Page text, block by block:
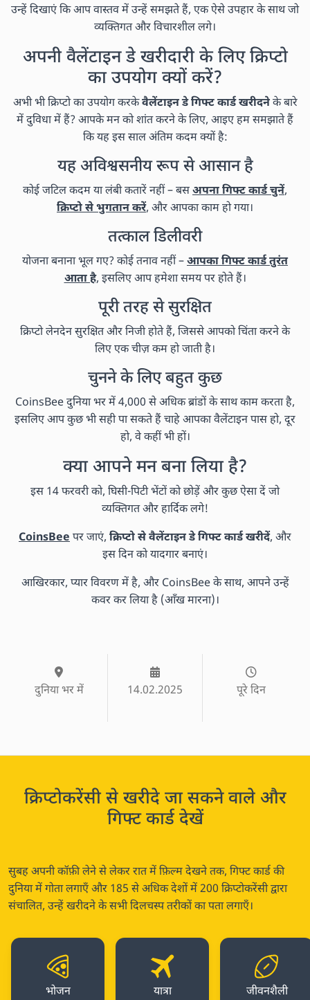
उन्हें दिखाएं कि आप वास्तव में उन्हें समझते हैं, एक ऐसे उपहार के साथ जो
व्यक्तिगत और विचारशील लगे।
अपनी वैलेंटाइन डे खरीदारी के लिए क्रिप्टो
का उपयोग क्यों करें?
अभी भी क्रिप्टो का उपयोग करकेवैलेंटाइन डे गिफ्ट कार्ड खरीदनेके बारे
में दुविधा में हैं? आपके मन को शांत करने के लिए, आइए हम समझाते हैं
कि यह इस साल अंतिम कदम क्यों है:
यह अविश्वसनीय रूप से आसान है
कोई जटिल कदम या लंबी कतारें नहीं – बसअपना गिफ्ट कार्ड चुनें,
क्रिप्टो से भुगतान करें, और आपका काम हो गया।
तत्काल डिलीवरी
योजना बनाना भूल गए? कोई तनाव नहीं –आपका गिफ्ट कार्ड तुरंत
आता है, इसलिए आप हमेशा समय पर होते हैं।
पूरी तरह से सुरक्षित
क्रिप्टो लेनदेन सुरक्षित और निजी होते हैं, जिससे आपको चिंता करने के
लिए एक चीज़ कम हो जाती है।
चुनने के लिए बहुत कुछ
CoinsBee दुनिया भर में 4,000 से अधिक ब्रांडों के साथ काम करता है,
इसलिए आप कुछ भी सही पा सकते हैं चाहे आपका वैलेंटाइन पास हो, दूर
हो, वे कहीं भी हों।
क्या आपने मन बना लिया है?
इस 14 फरवरी को, घिसी-पिटी भेंटों को छोड़ें और कुछ ऐसा दें जो
व्यक्तिगत और हार्दिक लगे!
CoinsBeeपर जाएं, क्रिप्टो से वैलेंटाइन डे गिफ्ट कार्ड खरीदें, और
इस दिन को यादगार बनाएं।
आखिरकार, प्यार विवरण में है, और CoinsBee के साथ, आपने उन्हें
कवर कर लिया है (आँख मारना)।
दुनिया भर में 14.02.2025 पूरे दिन
क्रिप्टोकरेंसी से खरीदे जा सकने वाले और
गिफ्ट कार्ड देखें
सुबह अपनी कॉफ़ी लेने से लेकर रात में फ़िल्म देखने तक, गिफ्ट कार्ड की
दुनिया में गोता लगाएँ और 185 से अधिक देशों में 200 क्रिप्टोकरेंसी द्वारा
संचालित, उन्हें खरीदने के सभी दिलचस्प तरीकों का पता लगाएँ।
भोजन यात्रा जीवनशैली